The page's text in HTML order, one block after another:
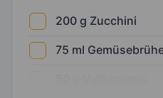
200 g Zucchini
75 ml